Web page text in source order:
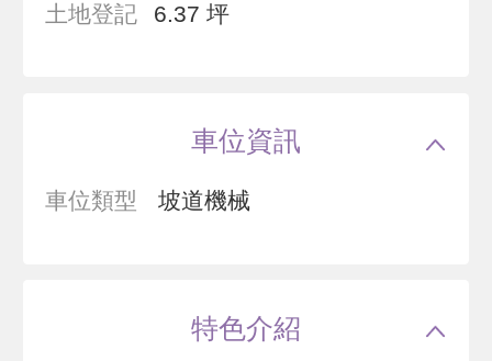
土地登記 6.37 坪
車位資訊
車位類型 坡道機械
特色介紹